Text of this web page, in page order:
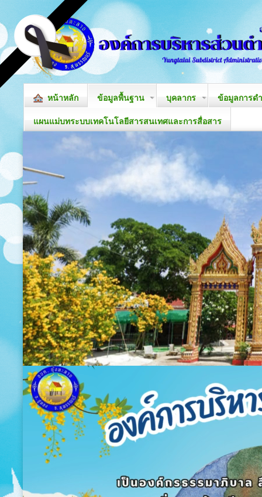
หน้าหลัก ข้อมูลพื้นฐาน บุคลากร ข้อมูลการด
แผนแม่บทระบบเทคโนโลยีสารสนเทศและการสื่อสาร